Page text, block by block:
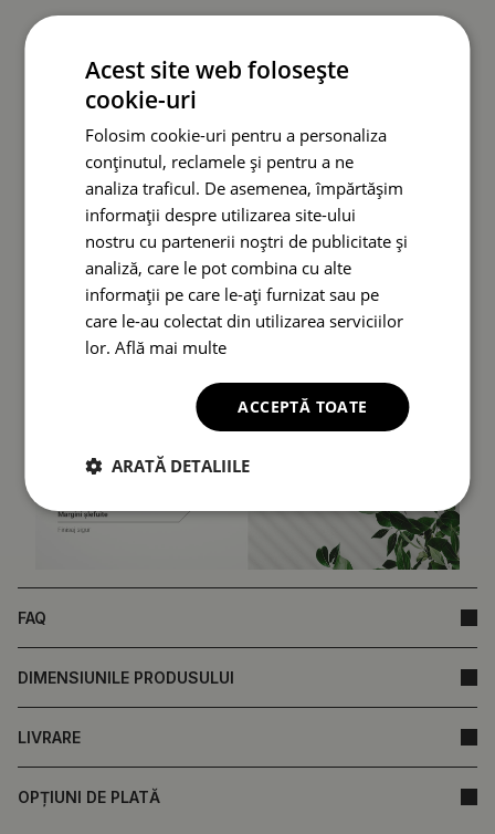
• Realizat din sticlă securizată, care asigură durabilitate și
Oglindă fabricată în Polonia.
• Garanție de la producător.
• Timp de livrare rapid.
Spatele oglinzii (folie de protecție) poate diferi ca
culoare față de cea prezentată în ofertă.Acest lucru nu
afectează calitatea produsului și nu constituie motiv
de reclamație.
FAQ
DIMENSIUNILE PRODUSULUI
LIVRARE
OPȚIUNI DE PLATĂ
Acest site web folosește
cookie-uri
Folosim cookie-uri pentru a personaliza
conținutul, reclamele și pentru a ne
analiza traficul. De asemenea, împărtășim
informații despre utilizarea site-ului
nostru cu partenerii noștri de publicitate și
analiză, care le pot combina cu alte
informații pe care le-ați furnizat sau pe
care le-au colectat din utilizarea serviciilor
lor.Află mai multe
ACCEPTĂ TOATE
ARATĂ DETALIILE